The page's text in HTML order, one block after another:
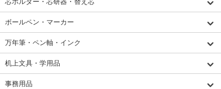
ボールペン・マーカー
万年筆・ペン軸・インク
机上文具・学用品
事務用品